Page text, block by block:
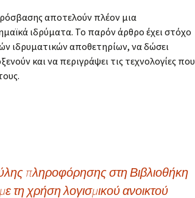
αποτελούν πλέον μια
ιδρύματα. Το παρόν άρθρο έχει στόχο
ιδρυματικών αποθετηρίων, να δώσει
και να περιγράψει τις τεχνολογίες που
πληροφόρησης στη Βιβλιοθήκη
τη χρήση λογισμικού ανοικτού